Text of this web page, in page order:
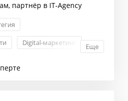
партнёр в IT-Agency
Digital-маркетинг
Еще